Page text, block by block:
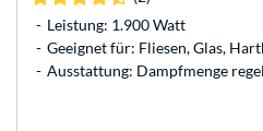
Leistung: 1.900 Watt
Geeignet für: Fliesen, Glas,
Ausstattung: Dampfmenge